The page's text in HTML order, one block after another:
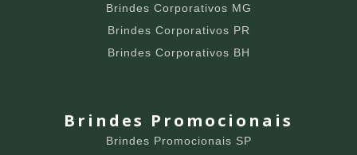
Brindes Corporativos MG
Brindes Corporativos PR
Brindes Corporativos BH
Brindes Promocionais
Brindes Promocionais SP